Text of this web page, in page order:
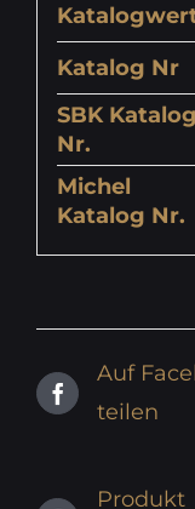
Katalog Nr
SBK Katalog
Nr.
Michel
Katalog Nr.
Auf
teilen
Produkt